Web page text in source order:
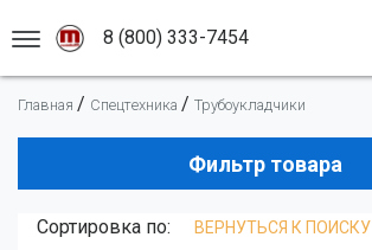
8 (800) 333-7454
Главная / Спецтехника / Трубоукладчики
Фильтр товара
Сортировка по: ВЕРНУТЬСЯ К ПОИСКУ
МОДЕЛЕЙ
Премиальные модели
Легковые автомобили
Гоночные автомобили
1:12
Адрес магазина